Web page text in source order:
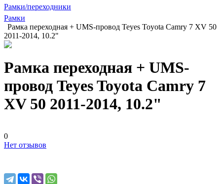
Рамки/переходники
Рамки
Рамка переходная + UMS-провод Teyes Toyota Camry 7 XV 50
2011-2014, 10.2"
Рамка переходная + UMS-
провод Teyes Toyota Camry 7
XV 50 2011-2014, 10.2"
0
Нет отзывов